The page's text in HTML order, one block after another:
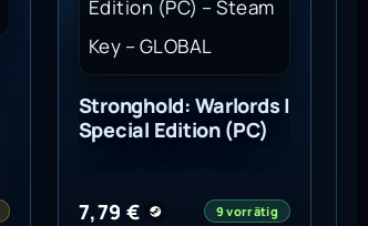
Stronghold: Warlords |
Special Edition (PC)
7,79€ 9 vorrätig